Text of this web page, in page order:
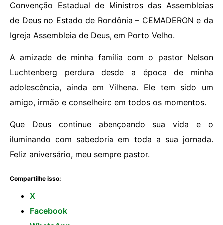
Convenção Estadual de Ministros das Assembleias
de Deus no Estado de Rondônia – CEMADERON e da
Igreja Assembleia de Deus, em Porto Velho.
A amizade de minha família com o pastor Nelson
Luchtenberg perdura desde a época de minha
adolescência, ainda em Vilhena. Ele tem sido um
amigo, irmão e conselheiro em todos os momentos.
Que Deus continue abençoando sua vida e o
iluminando com sabedoria em toda a sua jornada.
Feliz aniversário, meu sempre pastor.
Compartilhe isso:
X
Facebook